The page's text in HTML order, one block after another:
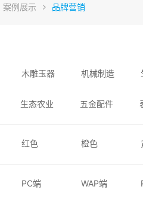
案例展示 品牌营销
木雕玉器 机械制造
生态农业 五金配件
红色 橙色
PC端 WAP端